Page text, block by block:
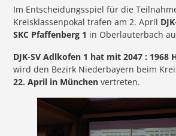
Im Entscheidungsspiel für die
Kreisklassenpokal trafen am 2. April
SKC Pfaffenberg 1 in Oberlauterbach
DJK-SV Adlkofen 1 hat mit 2047 : 1968
wird den Bezirk Niederbayern beim
22. April in München vertreten.